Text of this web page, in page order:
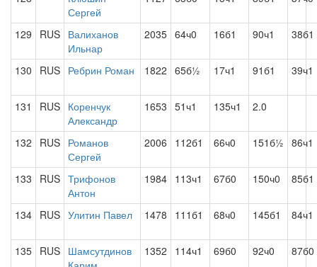
Сергей
129 RUS Валиханов
Ильнар
2035 64ч0 16б1 90ч1 38б1
130 RUS Ребрин Роман 1822 65б½ 17ч1 91б1 39ч1
131 RUS Коренчук
Александр
1653 51ч1 135ч1 2.0
132 RUS Романов
Сергей
2006 112б1 66ч0 151б½ 86ч1
133 RUS Трифонов
Антон
1984 113ч1 67б0 150ч0 85б1
134 RUS Улитин Павел 1478 111б1 68ч0 145б1 84ч1
135 RUS Шамсутдинов
1352 114ч1 69б0 92ч0 87б0